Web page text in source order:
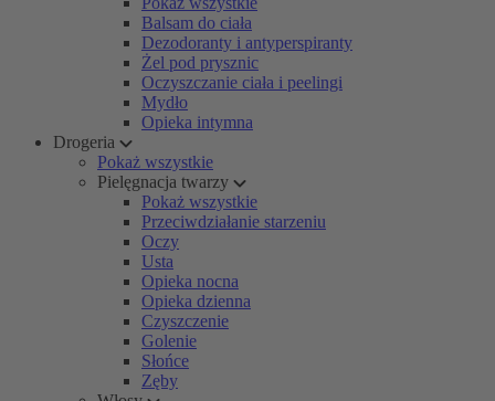
Balsam do ciała
Dezodoranty i antyperspiranty
Żel pod prysznic
Oczyszczanie ciała i peelingi
Mydło
Opieka intymna
Drogeria
Pokaż wszystkie
Pielęgnacja twarzy
Pokaż wszystkie
Przeciwdziałanie starzeniu
Oczy
Usta
Opieka nocna
Opieka dzienna
Czyszczenie
Golenie
Słońce
Zęby